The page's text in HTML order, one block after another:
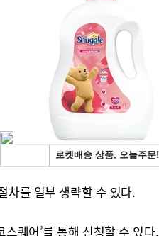
차를 일부 생략할 수 있다.
퀘어’를 통해 신청할 수 있다.